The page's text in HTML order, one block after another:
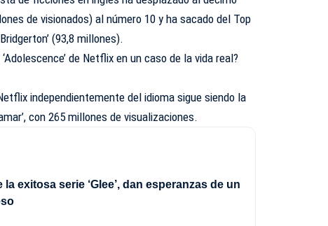
de visionados) al número 10 y ha sacado del Top
(93,8 millones).
de Netflix en un caso de la vida real?
independientemente del idioma sigue siendo la
con 265 millones de visualizaciones.
exitosa serie ‘Glee’, dan esperanzas de un